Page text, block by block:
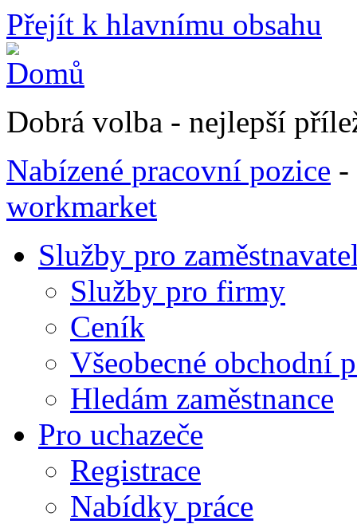
Přejít k hlavnímu obsahu
Dobrá volba - nejlepší
Nabízené pracovní pozice -
workmarket
Služby pro
Služby pro firmy
Ceník
Všeobecné obchodní
Hledám zaměstnance
Pro uchazeče
Registrace
Nabídky práce